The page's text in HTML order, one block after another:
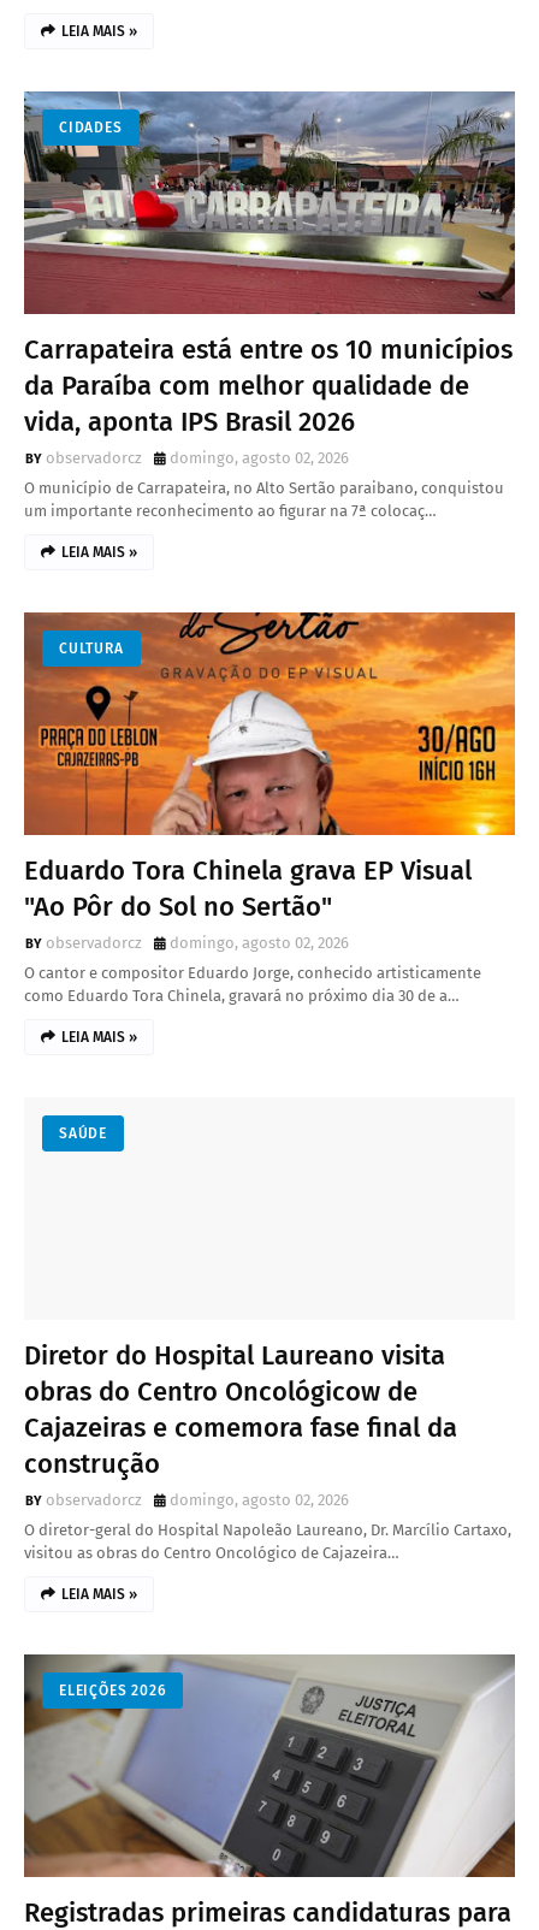
LEIA MAIS »
CIDADES
Carrapateira está entre os 10 municípios
da Paraíba com melhor qualidade de
vida, aponta IPS Brasil 2026
observadorcz
domingo, agosto 02, 2026
O município de Carrapateira, no Alto Sertão paraibano, conquistou
um importante reconhecimento ao figurar na 7ª colocaç…
LEIA MAIS »
CULTURA
Eduardo Tora Chinela grava EP Visual
"Ao Pôr do Sol no Sertão"
observadorcz
domingo, agosto 02, 2026
O cantor e compositor Eduardo Jorge, conhecido artisticamente
como Eduardo Tora Chinela, gravará no próximo dia 30 de a…
LEIA MAIS »
SAÚDE
Diretor do Hospital Laureano visita
obras do Centro Oncológicow de
Cajazeiras e comemora fase final da
construção
observadorcz
domingo, agosto 02, 2026
O diretor-geral do Hospital Napoleão Laureano, Dr. Marcílio Cartaxo,
visitou as obras do Centro Oncológico de Cajazeira…
LEIA MAIS »
ELEIÇÕES 2026
Registradas primeiras candidaturas para